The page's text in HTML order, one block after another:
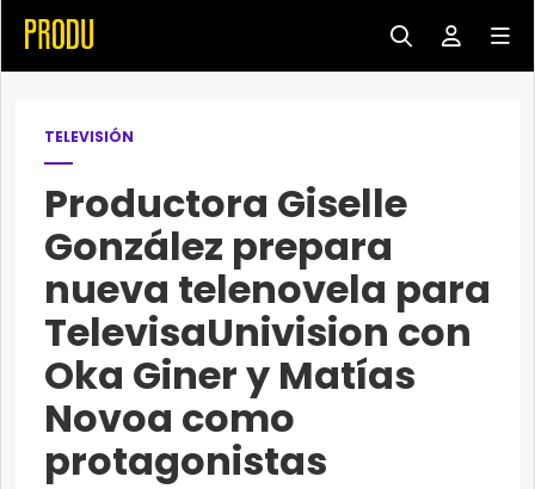
TELEVISIÓN
Productora Giselle
González prepara
nueva telenovela para
TelevisaUnivision con
Oka Giner y Matías
Novoa como
protagonistas